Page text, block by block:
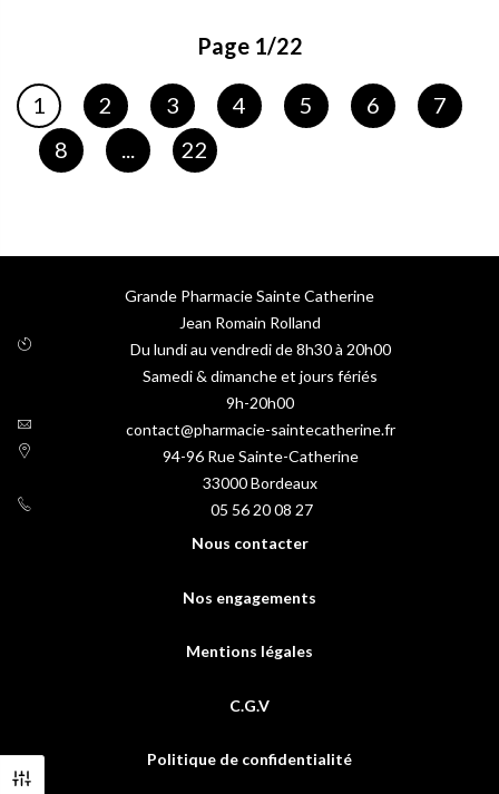
Page 1/22
Page
Vous lisez actuellement la page
1 Page
2 Page
3 Page
4 Page
5 Page
6 Page
7
Page
8 Page
22
Grande Pharmacie Sainte Catherine
Jean Romain Rolland
Du lundi au vendredi de 8h30 à 20h00
Samedi & dimanche et jours fériés
9h-20h00
contact@pharmacie-saintecatherine.fr
94-96 Rue Sainte-Catherine
33000Bordeaux
05 56 20 08 27
Nous contacter
Nos engagements
Mentions légales
C.G.V
Politique de confidentialité